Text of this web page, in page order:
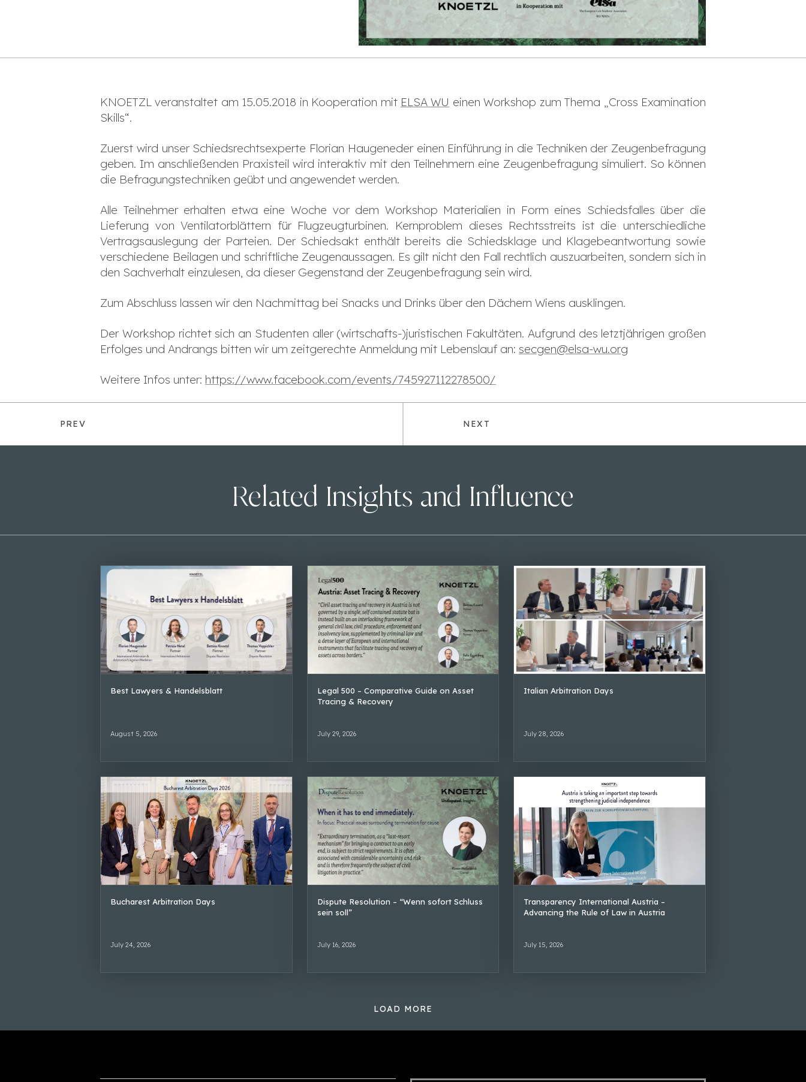
KNOETZL veranstaltet am 15.05.2018 in Kooperation mit ELSA WU einen Workshop zum Thema „Cross Examination
Skills“.
Zuerst wird unser Schiedsrechtsexperte Florian Haugeneder einen Einführung in die Techniken der Zeugenbefragung
geben. Im anschließenden Praxisteil wird interaktiv mit den Teilnehmern eine Zeugenbefragung simuliert. So können
die Befragungstechniken geübt und angewendet werden.
Alle Teilnehmer erhalten etwa eine Woche vor dem Workshop Materialien in Form eines Schiedsfalles über die
Lieferung von Ventilatorblättern für Flugzeugturbinen. Kernproblem dieses Rechtsstreits ist die unterschiedliche
Vertragsauslegung der Parteien. Der Schiedsakt enthält bereits die Schiedsklage und Klagebeantwortung sowie
verschiedene Beilagen und schriftliche Zeugenaussagen. Es gilt nicht den Fall rechtlich auszuarbeiten, sondern sich in
den Sachverhalt einzulesen, da dieser Gegenstand der Zeugenbefragung sein wird.
Zum Abschluss lassen wir den Nachmittag bei Snacks und Drinks über den Dächern Wiens ausklingen.
Der Workshop richtet sich an Studenten aller (wirtschafts-)juristischen Fakultäten. Aufgrund des letztjährigen großen
Erfolges und Andrangs bitten wir um zeitgerechte Anmeldung mit Lebenslauf an: secgen@elsa-wu.org
Weitere Infos unter: https://www.facebook.com/events/745927112278500/
PREV NEXT
Related Insights and Influence
Best Lawyers & Handelsblatt
August 5, 2026
Legal 500 – Comparative Guide on Asset
Tracing & Recovery
July 29, 2026
Italian Arbitration Days
July 28, 2026
Bucharest Arbitration Days
July 24, 2026
Dispute Resolution – “Wenn sofort Schluss
sein soll”
July 16, 2026
Transparency International Austria –
Advancing the Rule of Law in Austria
July 15, 2026
LOAD MORE